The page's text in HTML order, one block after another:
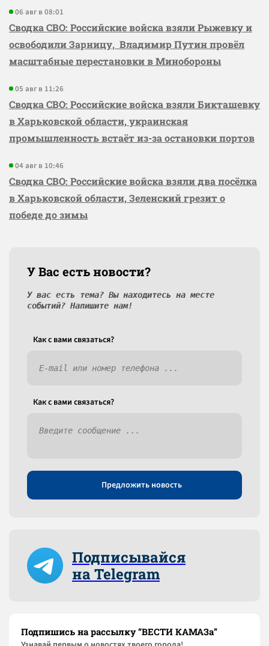
06 авг в 08:01
Сводка СВО: Российские войска взяли Рыжевку и
освободили Зарницу, Владимир Путин провёл
масштабные перестановки в Минобороны
05 авг в 11:26
Сводка СВО: Российские войска взяли Бикташевку
в Харьковской области, украинская
промышленность встаёт из-за остановки портов
04 авг в 10:46
Сводка СВО: Российские войска взяли два посёлка
в Харьковской области, Зеленский грезит о
победе до зимы
У Вас есть новости?
У вас есть тема? Вы находитесь на месте
событий? Напишите нам!
Как c вами связаться?
Как c вами связаться?
Предложить новость
Подписывайся
на Telegram
Подпишись на рассылку “ВЕСТИ КАМАЗа”